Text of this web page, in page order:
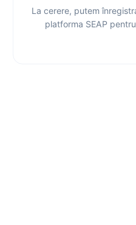
La cerere, putem
platforma SEAP